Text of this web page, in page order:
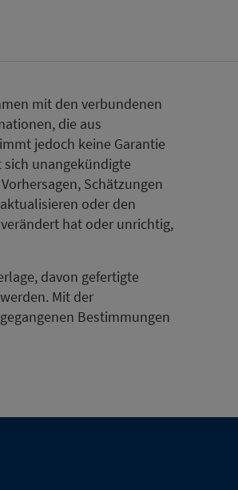
mit den verbundenen
die aus
jedoch keine Garantie
unangekündigte
Schätzungen
oder den
hat oder unrichtig,
davon gefertigte
Mit der
Bestimmungen